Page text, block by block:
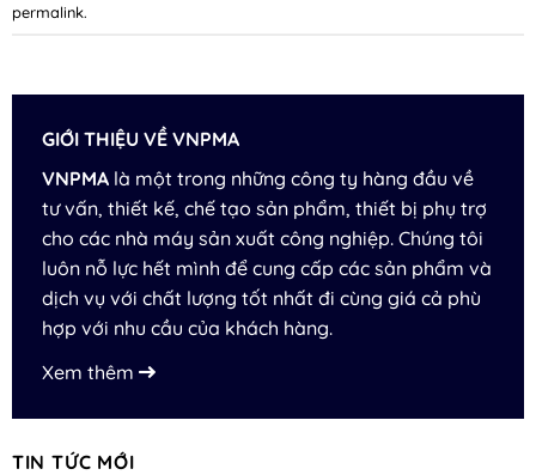
permalink.
GIỚI THIỆU VỀ VNPMA
VNPMAlà một trong những công ty hàng đầu về
tư vấn, thiết kế, chế tạo sản phẩm, thiết bị phụ trợ
cho các nhà máy sản xuất công nghiệp. Chúng tôi
luôn nỗ lực hết mình để cung cấp các sản phẩm và
dịch vụ với chất lượng tốt nhất đi cùng giá cả phù
hợp với nhu cầu của khách hàng.
Xem thêm
TIN TỨC MỚI